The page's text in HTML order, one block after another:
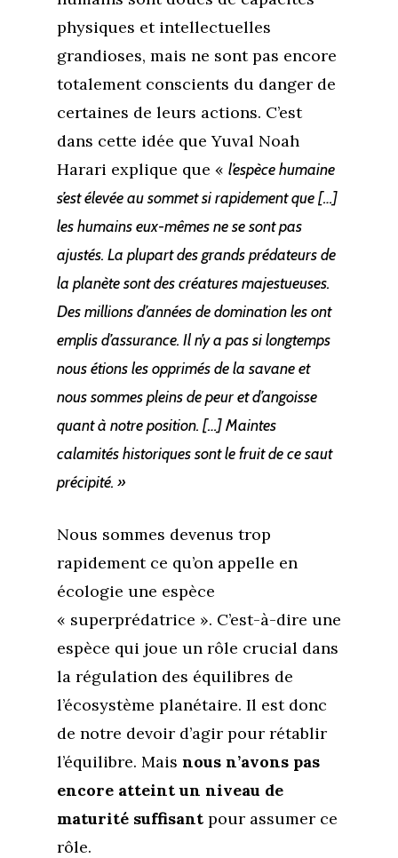
physiques et intellectuelles
grandioses, mais ne sont pas encore
totalement conscients du danger de
certaines de leurs actions. C’est
dans cette idée que Yuval Noah
Harari explique que « l’espèce humaine
s’est élevée au sommet si rapidement que […]
les humains eux-mêmes ne se sont pas
ajustés. La plupart des grands prédateurs de
la planète sont des créatures majestueuses.
Des millions d’années de domination les ont
emplis d’assurance. Il n’y a pas si longtemps
nous étions les opprimés de la savane et
nous sommes pleins de peur et d’angoisse
quant à notre position. […] Maintes
calamités historiques sont le fruit de ce saut
précipité. »
Nous sommes devenus trop
rapidement ce qu’on appelle en
écologie une espèce
« superprédatrice ». C’est-à-dire une
espèce qui joue un rôle crucial dans
la régulation des équilibres de
l’écosystème planétaire. Il est donc
de notre devoir d’agir pour rétablir
l’équilibre. Mais nous n’avons pas
encore atteint un niveau de
maturité suffisant pour assumer ce
rôle.